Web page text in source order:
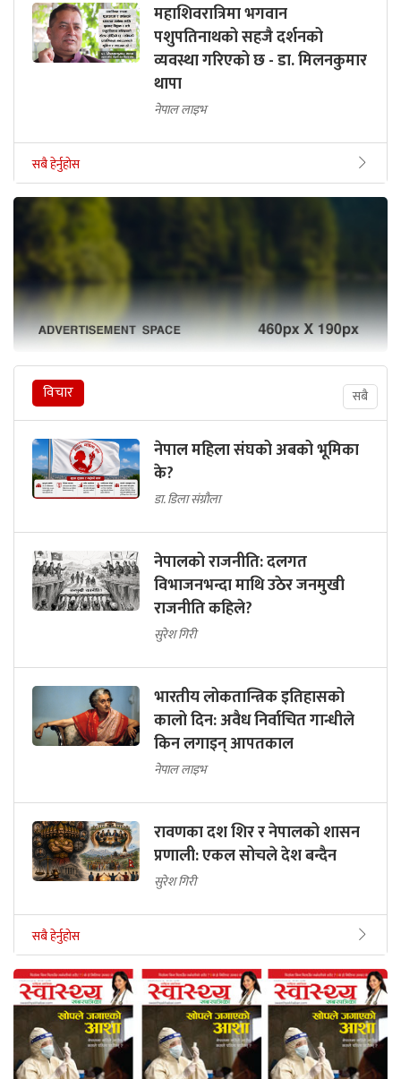
महाशिवरात्रिमा भगवान
पशुपतिनाथको सहजै दर्शनको
व्यवस्था गरिएको छ - डा. मिलनकुमार
थापा
नेपाल लाइभ
सबै हेर्नुहोस
विचार सबै
नेपाल महिला संघको अबको भूमिका
के?
डा. डिला संग्रौला
नेपालको राजनीति: दलगत
विभाजनभन्दा माथि उठेर जनमुखी
राजनीति कहिले?
सुरेश गिरी
भारतीय लोकतान्त्रिक इतिहासको
कालो दिन: अवैध निर्वाचित गान्धीले
किन लगाइन् आपतकाल
नेपाल लाइभ
रावणका दश शिर र नेपालको शासन
प्रणाली: एकल सोचले देश बन्दैन
सुरेश गिरी
सबै हेर्नुहोस